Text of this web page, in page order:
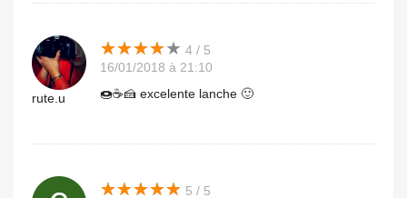
rute.u
★★★★★
★★★★★ 4 / 5
16/01/2018 à 21:10
🍩☕🍰 excelente lanche 🙂
★★★★★
★★★★★ 5 / 5